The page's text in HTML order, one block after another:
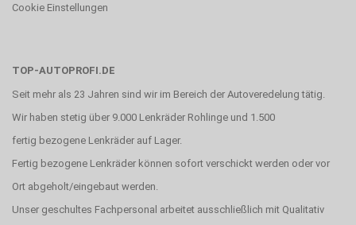
Cookie Einstellungen
TOP-AUTOPROFI.DE
Seit mehr als 23 Jahren sind wir im Bereich der Autoveredelung tätig.
Wir haben stetig über 9.000 Lenkräder Rohlinge und 1.500
fertig bezogene Lenkräder auf Lager.
Fertig bezogene Lenkräder können sofort verschickt werden oder vor
Ort abgeholt/eingebaut werden.
Unser geschultes Fachpersonal arbeitet ausschließlich mit Qualitativ